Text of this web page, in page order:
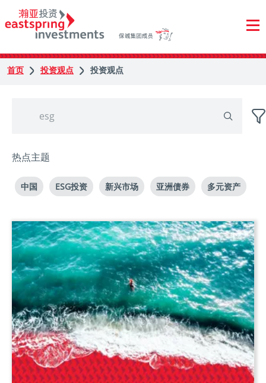
首页 投资观点 投资观点
热点主题
中国 ESG投资 新兴市场 亚洲债券 多元资产